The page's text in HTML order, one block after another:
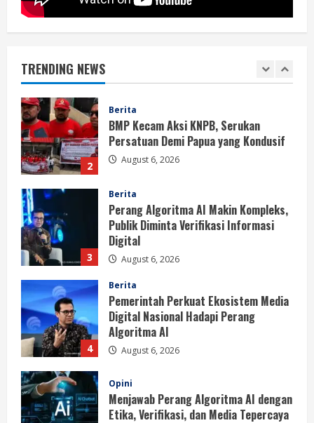
TRENDING NEWS
2
Berita
BMP Kecam Aksi KNPB, Serukan
3
Perang Algoritma AI Makin Kompleks,
Publik Diminta Verifikasi Informasi
Digital
August 6, 2026
4
Berita
Pemerintah Perkuat Ekosistem Media
Digital Nasional Hadapi Perang
Algoritma AI
August 6, 2026
5
Opini
Menjawab Perang Algoritma AI dengan
Etika, Verifikasi, dan Media Tepercaya
August 6, 2026
BMP Ajak Masyarakat Tolak Aksi
Anarkis Demi Menjaga Keamanan dan